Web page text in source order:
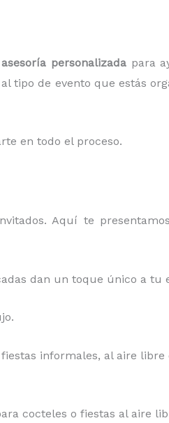
asesoría personalizadapara
tipo de evento que estás
en todo el proceso.
Aquí te
dan un toque único a tu
informales, al aire libre
cocteles o fiestas al aire